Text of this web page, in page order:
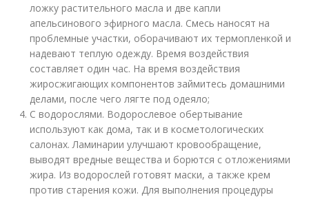
ложку растительного масла и две капли
апельсинового эфирного масла. Смесь наносят на
проблемные участки, оборачивают их термопленкой и
надевают теплую одежду. Время воздействия
составляет один час. На время воздействия
жиросжигающих компонентов займитесь домашними
делами, после чего лягте под одеяло;
С водорослями. Водорослевое обертывание
используют как дома, так и в косметологических
салонах. Ламинарии улучшают кровообращение,
выводят вредные вещества и борются с отложениями
жира. Из водорослей готовят маски, а также крем
против старения кожи. Для выполнения процедуры